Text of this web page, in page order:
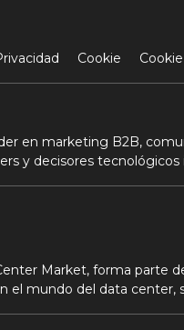
Cookie
en marketing B2B,
y decisores
Market, forma parte
el mundo del data